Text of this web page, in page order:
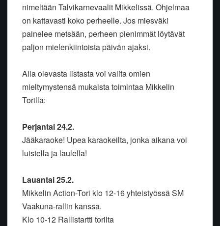
nimeltään Talvikarnevaalit Mikkelissä. Ohjelmaa
on kattavasti koko perheelle. Jos miesväki
painelee metsään, perheen pienimmät löytävät
paljon mielenkiintoista päivän ajaksi.
Alla olevasta listasta voi valita omien
mieltymystensä mukaista toimintaa Mikkelin
Torilla:
Perjantai 24.2.
Jääkaraoke! Upea karaokeilta, jonka aikana voi
luistella ja laulella!
Lauantai 25.2.
Mikkelin Action-Tori klo 12-16 yhteistyössä SM
Vaakuna-rallin kanssa.
Klo 10-12 Rallistartti torilta